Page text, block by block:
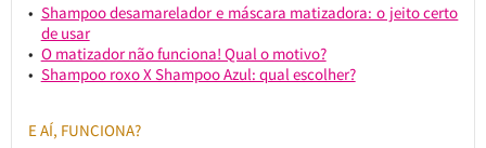
Shampoo desamarelador e máscara matizadora: o jeito certo
de usar
O matizador não funciona! Qual o motivo?
Shampoo roxo X Shampoo Azul: qual escolher?
E AÍ, FUNCIONA?